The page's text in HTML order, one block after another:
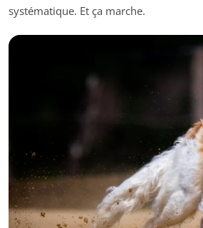
systématique. Et ça marche.